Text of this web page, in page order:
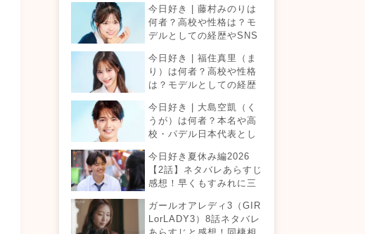
今日好き | 藤村みのりは
何者？高校や性格は？モ
デルとしての経歴やSNS
今日好き | 福住真里（ま
り）は何者？高校や性格
は？モデルとしての経歴
め！
今日好き | 大島空凱（く
うが）は何者？本名や高
校・パデル日本代表とし
ールまとめ！
今日好き夏休み編2026
【2話】ネタバレあらすじ
感想！早くもすみれに三
ルは生まれる？
ガールオアレディ3（GIR
LorLADY3）8話ネタバレ
あらすじと感想！同棲相